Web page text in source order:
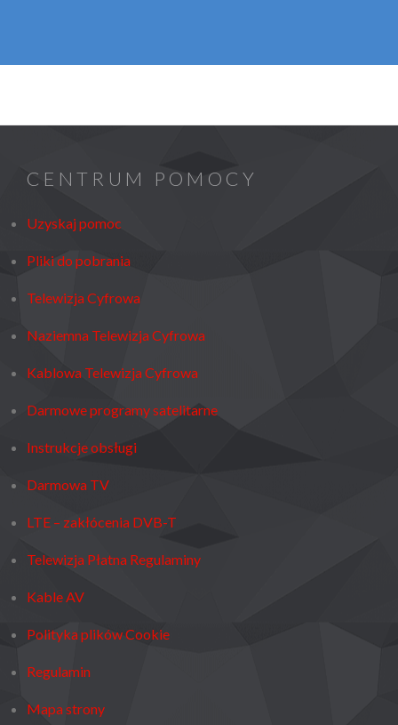
CENTRUM POMOCY
Uzyskaj pomoc
Pliki do pobrania
Telewizja Cyfrowa
Naziemna Telewizja Cyfrowa
Kablowa Telewizja Cyfrowa
Darmowe programy satelitarne
Instrukcje obsługi
Darmowa TV
LTE – zakłócenia DVB-T
Telewizja Płatna Regulaminy
Kable AV
Polityka plików Cookie
Regulamin
Mapa strony